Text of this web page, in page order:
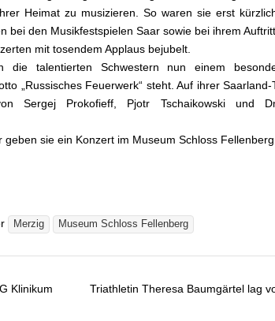
Heimat zu musizieren. So waren sie erst
bei den Musikfestspielen Saar sowie bei ihrem
mit tosendem Applaus bejubelt.
die talentierten Schwestern nun einem
„Russisches Feuerwerk“ steht. Auf ihrer Saarland-
Sergej Prokofieff, Pjotr Tschaikowski und
sie ein Konzert im Museum Schloss Fellenberg
Merzig Museum Schloss Fellenberg
Klinikum
Triathletin Theresa Baumgärtel lag